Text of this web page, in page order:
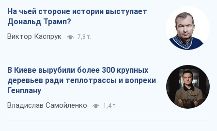
На чьей стороне истории выступает
Дональд Трамп?
Виктор Каспрук 7,8 т.
В Киеве вырубили более 300 крупных
деревьев ради теплотрассы и вопреки
Генплану
Владислав Самойленко 1,4 т.